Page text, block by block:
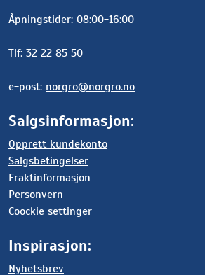
Åpningstider: 08:00-16:00
Tlf: 32 22 85 50
e-post: norgro@norgro.no
Salgsinformasjon:
Opprett kundekonto
Salgsbetingelser
Fraktinformasjon
Personvern
Coockie settinger
Inspirasjon:
Nyhetsbrev